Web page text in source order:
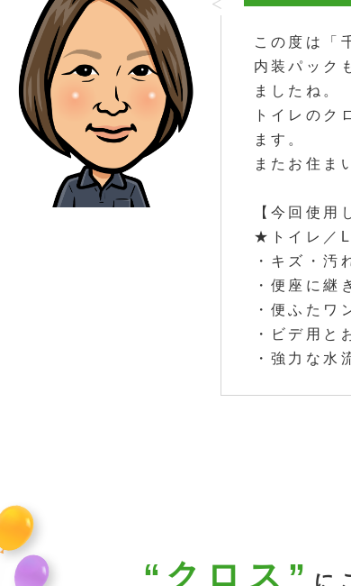
この度は「
内装パック
ましたね。
トイレのク
ます。
またお住ま
【今回使用
★トイレ／
・キズ・汚
・便座に継
・便ふたワ
・ビデ用と
・強力な水
“クロス” に